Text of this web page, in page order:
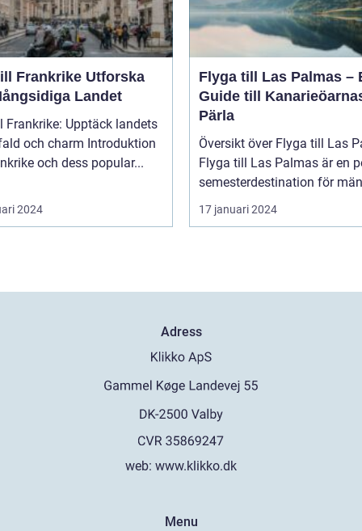
Utforska
Landet
Frankrike: Upptäck landets
charm Introduktion
och dess popular...
2024
Flyga till Las Palmas –
Guide till
Pärla
Översikt över Flyga till Las
Flyga till Las Palmas är en
semesterdestination för
17 januari 2024
Adress
web: www.klikko.dk
Menu